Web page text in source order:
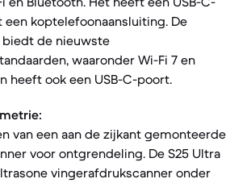
een koptelefoonaansluiting. De
biedt de nieuwste
waaronder Wi-Fi 7 en
heeft ook een USB-C-poort.
van een aan de zijkant gemonteerde
voor ontgrendeling. De S25 Ultra
vingerafdrukscanner onder